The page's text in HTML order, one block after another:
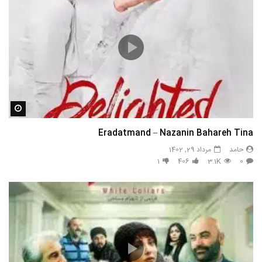
Eradatmand – Nazanin Bahareh Tina
حامد
مرداد 29, 1402
0
3.1K
406
1